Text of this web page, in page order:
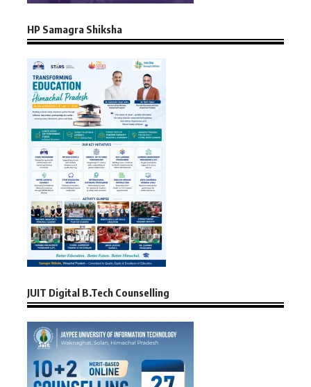
HP Samagra Shiksha
JUIT Digital B.Tech Counselling